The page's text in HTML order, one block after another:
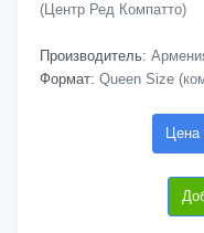
(Центр Ред Компатто)
Производитель:
Формат: Queen Size
Цена